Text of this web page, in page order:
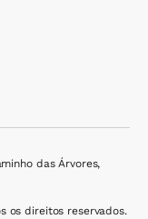
das Árvores,
os direitos reservados.